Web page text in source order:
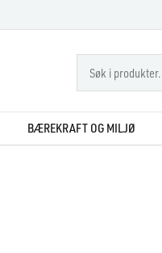
BÆREKRAFT OG MILJØ